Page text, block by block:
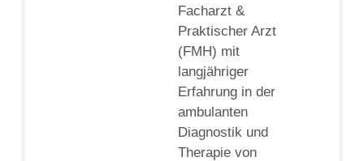
Facharzt &
Praktischer Arzt
(FMH) mit
langjähriger
Erfahrung in der
ambulanten
Diagnostik und
Therapie von